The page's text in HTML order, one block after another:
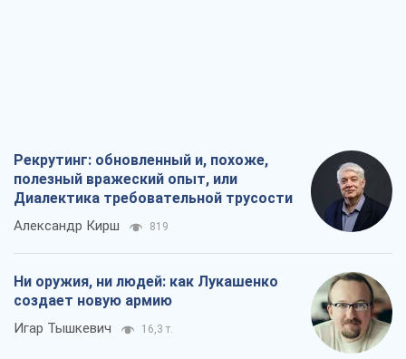
Рекрутинг: обновленный и, похоже,
полезный вражеский опыт, или
Диалектика требовательной трусости
Александр Кирш 819
Ни оружия, ни людей: как Лукашенко
создает новую армию
Игар Тышкевич 16,3 т.